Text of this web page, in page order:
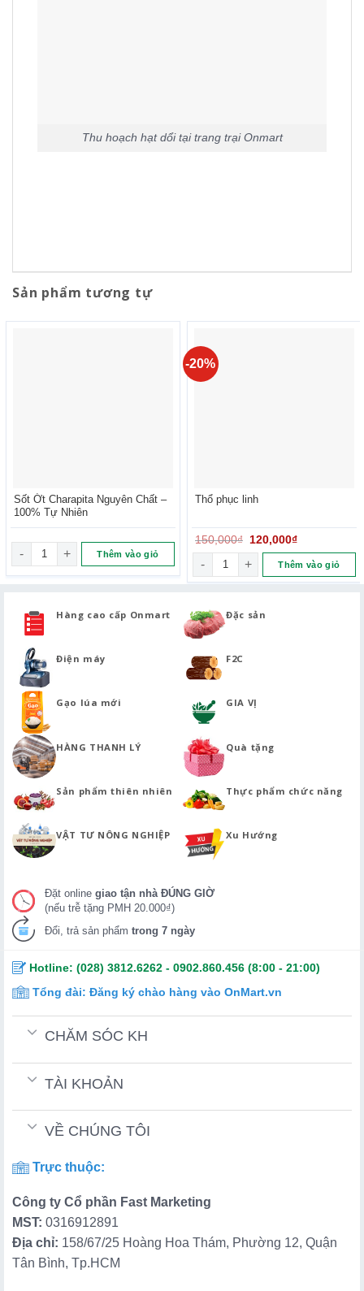
Thu hoạch hạt dổi tại trang trại Onmart
Sản phẩm tương tự
Sốt Ớt Charapita Nguyên Chất –
100% Tự Nhiên
Sốt Ớt Charapita Nguyên Chất – 100% Tự Nhiên số lượng
Thêm vào giỏ
-20%
Thổ phục linh
150,000₫ 120,000₫
Thổ phục linh số lượng
Thêm vào giỏ
Hàng cao cấp Onmart Đặc sản
Điện máy F2C
Gạo lúa mới GIA VỊ
HÀNG THANH LÝ Quà tặng
Sản phẩm thiên nhiên Thực phẩm chức năng
VẬT TƯ NÔNG NGHIỆP Xu Hướng
Đặt online giao tận nhà ĐÚNG GIỜ
(nếu trễ tặng PMH 20.000₫)
Đổi, trả sản phẩm trong 7 ngày
Hotline: (028) 3812.6262 - 0902.860.456 (8:00 - 21:00)
Tổng đài: Đăng ký chào hàng vào OnMart.vn
CHĂM SÓC KH
TÀI KHOẢN
VỀ CHÚNG TÔI
Trực thuộc:
Công ty Cổ phần Fast Marketing
MST: 0316912891
Địa chỉ: 158/67/25 Hoàng Hoa Thám, Phường 12, Quận
Tân Bình, Tp.HCM